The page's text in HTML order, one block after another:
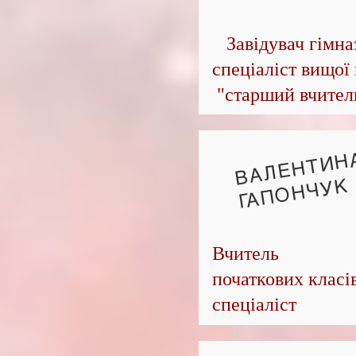
Завідувач
спеціаліст вищої
"старший
ГАПОНЧУК
Вчитель
початкових
спеціаліст